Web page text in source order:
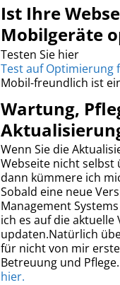
Ist Ihre
Mobilgeräte
Testen Sie hier
Test auf Optimierung
Mobil-freundlich ist
Wartung,
Wenn Sie die
Webseite nicht selbst
dann kümmere ich
Sobald eine neue
Management
ich es auf die aktuelle
updaten.Natürlich
für nicht von mir
Betreuung und
hier.